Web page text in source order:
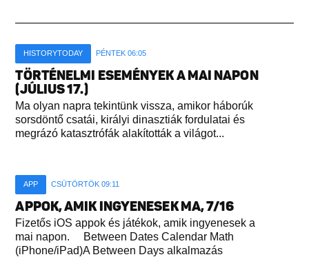
HISTORYTODAY PÉNTEK 06:05
TÖRTÉNELMI ESEMÉNYEK A MAI NAPON
(JÚLIUS 17.)
Ma olyan napra tekintünk vissza, amikor háborúk
sorsdöntő csatái, királyi dinasztiák fordulatai és
megrázó katasztrófák alakították a világot...
APP CSÜTÖRTÖK 09:11
APPOK, AMIK INGYENESEK MA, 7/16
Fizetős iOS appok és játékok, amik ingyenesek a
mai napon. Between Dates Calendar Math
(iPhone/iPad)A Between Days alkalmazás